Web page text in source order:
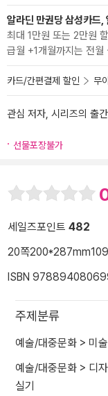
알라딘 만권당 삼성카드
최대 1만원 또는 2만원
급월 +1개월까지는 전월
카드/간편결제 할인 무
관심 저자, 시리즈의 출
선물포장불가
세일즈포인트 482
20쪽200*287mm
ISBN
주제분류
예술/대중문화 > 미술
예술/대중문화 > 디
실기